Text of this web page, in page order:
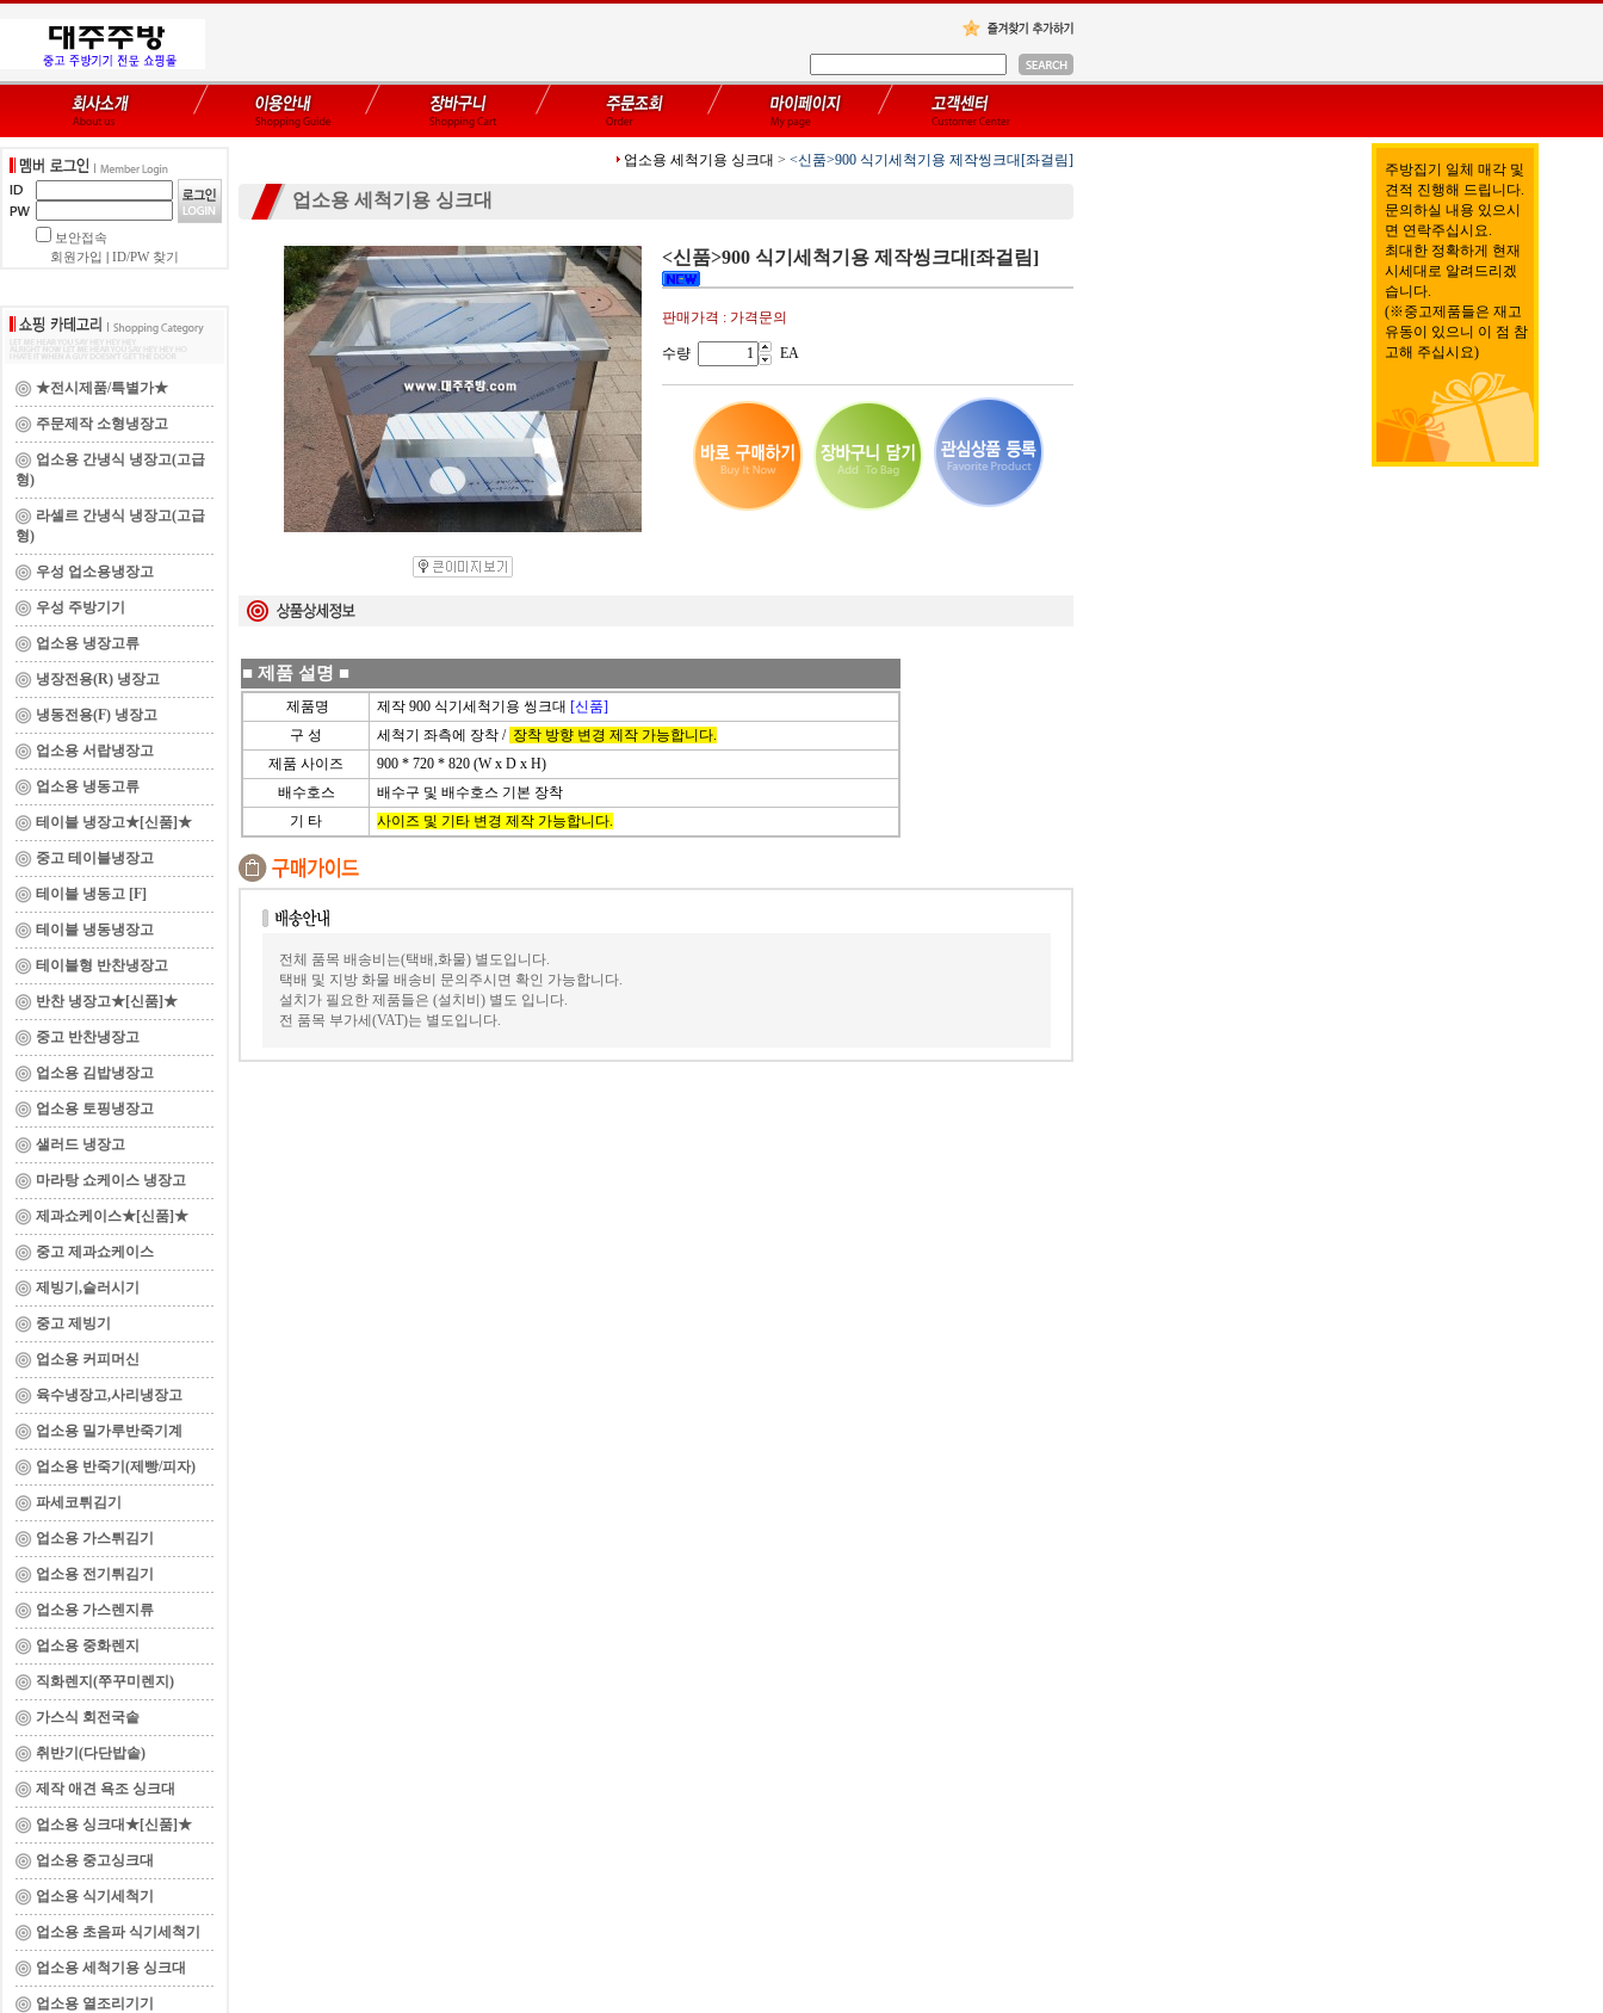
보안접속
회원가입
ID/PW 찾기
★전시제품/특별가★
주문제작 소형냉장고
업소용 간냉식 냉장고(고급
형)
라셀르 간냉식 냉장고(고급
형)
우성 업소용냉장고
우성 주방기기
업소용 냉장고류
냉장전용(R) 냉장고
냉동전용(F) 냉장고
업소용 서랍냉장고
업소용 냉동고류
테이블 냉장고★[신품]★
중고 테이블냉장고
테이블 냉동고 [F]
테이블 냉동냉장고
테이블형 반찬냉장고
반찬 냉장고★[신품]★
중고 반찬냉장고
업소용 김밥냉장고
업소용 토핑냉장고
샐러드 냉장고
마라탕 쇼케이스 냉장고
제과쇼케이스★[신품]★
중고 제과쇼케이스
제빙기,슬러시기
중고 제빙기
업소용 커피머신
육수냉장고,사리냉장고
업소용 밀가루반죽기계
업소용 반죽기(제빵/피자)
파세코튀김기
업소용 가스튀김기
업소용 전기튀김기
업소용 가스렌지류
업소용 중화렌지
직화렌지(쭈꾸미렌지)
가스식 회전국솥
취반기(다단밥솥)
제작 애견 욕조 싱크대
업소용 싱크대★[신품]★
업소용 중고싱크대
업소용 식기세척기
업소용 초음파 식기세척기
업소용 세척기용 싱크대
업소용 열조리기기
업소용 세척기용 싱크대 > <신품>900 식기세척기용 제작씽크대[좌걸림]
업소용 세척기용 싱크대
<신품>900 식기세척기용 제작씽크대[좌걸림]
판매가격 : 가격문의
수량 EA
■ 제품 설명 ■
제품명 제작 900 식기세척기용 씽크대 [신품]
구 성
세척기 좌측에 장착 / 장착 방향 변경 제작 가능합니다.
제품 사이즈
900 * 720 * 820 (W x D x H)
배수호스
배수구 및 배수호스 기본 장착
기 타
사이즈 및 기타 변경 제작 가능합니다.
전체 품목 배송비는(택배,화물) 별도입니다.
택배 및 지방 화물 배송비 문의주시면 확인 가능합니다.
설치가 필요한 제품들은 (설치비) 별도 입니다.
전 품목 부가세(VAT)는 별도입니다.
주방집기 일체 매각 및
견적 진행해 드립니다.
문의하실 내용 있으시
면 연락주십시요.
최대한 정확하게 현재
시세대로 알려드리겠
습니다.
(※중고제품들은 재고
유동이 있으니 이 점 참
고해 주십시요)